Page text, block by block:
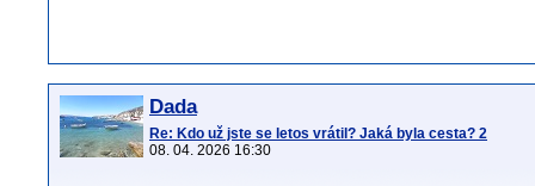
Dada
Re: Kdo už jste se letos vrátil? Jaká byla cesta? 2
08. 04. 2026 16:30